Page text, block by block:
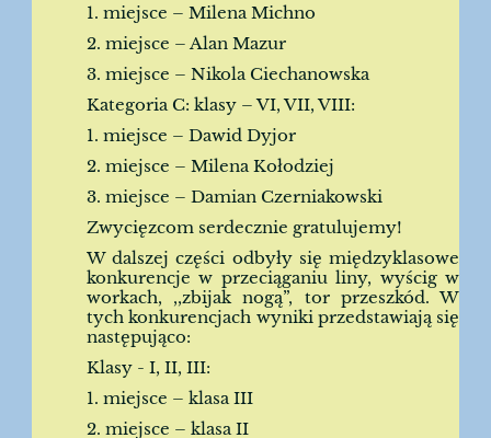
1. miejsce – Milena Michno
2. miejsce – Alan Mazur
3. miejsce – Nikola Ciechanowska
Kategoria C: klasy – VI, VII, VIII:
1. miejsce – Dawid Dyjor
2. miejsce – Milena Kołodziej
3. miejsce – Damian Czerniakowski
Zwycięzcom serdecznie gratulujemy!
W dalszej części odbyły się międzyklasowe
konkurencje w przeciąganiu liny, wyścig w
workach, ,,zbijak nogą”, tor przeszkód. W
tych konkurencjach wyniki przedstawiają się
następująco:
Klasy - I, II, III:
1. miejsce – klasa III
2. miejsce – klasa II